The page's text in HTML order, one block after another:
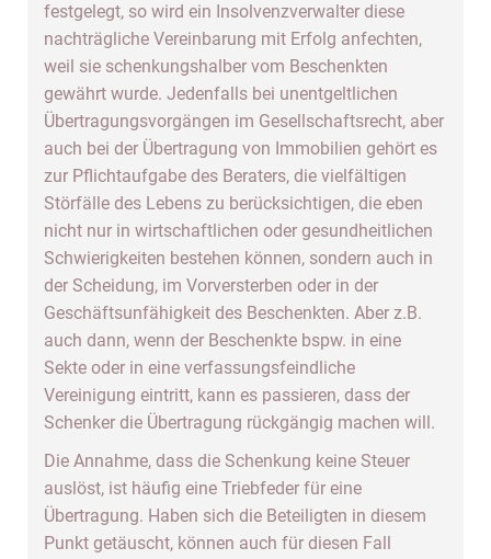
festgelegt, so wird ein Insolvenzverwalter diese
nachträgliche Vereinbarung mit Erfolg anfechten,
weil sie schenkungshalber vom Beschenkten
gewährt wurde. Jedenfalls bei unentgeltlichen
Übertragungsvorgängen im Gesellschaftsrecht, aber
auch bei der Übertragung von Immobilien gehört es
zur Pflichtaufgabe des Beraters, die vielfältigen
Störfälle des Lebens zu berücksichtigen, die eben
nicht nur in wirtschaftlichen oder gesundheitlichen
Schwierigkeiten bestehen können, sondern auch in
der Scheidung, im Vorversterben oder in der
Geschäftsunfähigkeit des Beschenkten. Aber z.B.
auch dann, wenn der Beschenkte bspw. in eine
Sekte oder in eine verfassungsfeindliche
Vereinigung eintritt, kann es passieren, dass der
Schenker die Übertragung rückgängig machen will.
Die Annahme, dass die Schenkung keine Steuer
auslöst, ist häufig eine Triebfeder für eine
Übertragung. Haben sich die Beteiligten in diesem
Punkt getäuscht, können auch für diesen Fall